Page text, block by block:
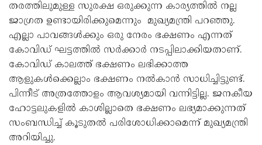
തരത്തിലുമുള്ള സുരക്ഷ ഒരുക്കുന്ന കാര്യത്തിൽ നല്ല
ജാഗ്രത ഉണ്ടായിരിക്കുമെന്നും മുഖ്യമന്ത്രി പറഞ്ഞു.
എല്ലാ പാവങ്ങൾക്കും ഒരു നേരം ഭക്ഷണം എന്നത്
കോവിഡ് ഘട്ടത്തിൽ സർക്കാർ നടപ്പിലാക്കിയതാണ്.
കോവിഡ് കാലത്ത് ഭക്ഷണം ലഭിക്കാത്ത
ആളുകൾക്കെല്ലാം ഭക്ഷണം നൽകാൻ സാധിച്ചിട്ടുണ്ട്.
പിന്നീട് അത്രത്തോളം ആവശ്യമായി വന്നിട്ടില്ല. ജനകീയ
ഹോട്ടലുകളിൽ കാശില്ലാതെ ഭക്ഷണം ലഭ്യമാക്കുന്നത്
സംബന്ധിച്ച് കൂടുതൽ പരിശോധിക്കാമെന്ന് മുഖ്യമന്ത്രി
അറിയിച്ചു.